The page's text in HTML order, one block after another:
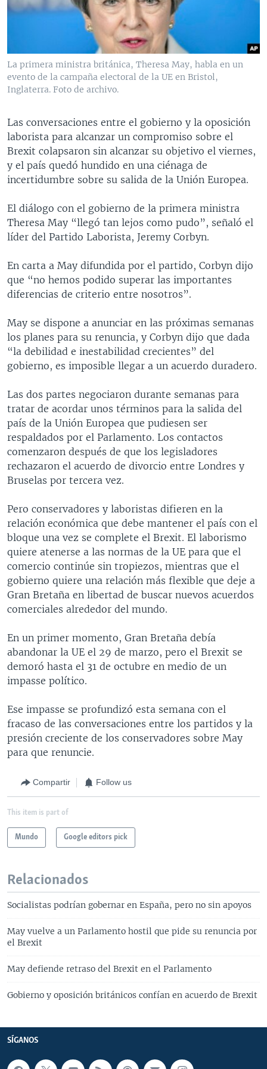
VENEZUELA
NICARAGUA
ECONOMÍA
ENTRETENIMIENTO Y CULTURA
TECNOLOGÍA
DEPORTES
CIENCIA Y SALUD
MULTIMEDIA
FOTOGRAFÍA
AUDIOS
EL MUNDO AL DÍA
FORO INTERAMERICANO
VISIÓN 360
PANORAMA
RADIO
AVANCE INFORMATIVO
AUDIONOTICIAS
BUENOS DÍAS AMÉRICA
ESTADOS UNIDOS AL DÍA
EL MUNDO AL DÍA [RADIO]
FORO [RADIO]
DEPORTIVO INTERNACIONAL
NOTA ECONÓMICA
DIRECT
DOCUMENTALES DE LA VOA
Learning English
SÍGANOS
Idiomas
La primera ministra británica, Theresa May, habla en un
evento de la campaña electoral de la UE en Bristol,
Inglaterra. Foto de archivo.
Las conversaciones entre el gobierno y la oposición
laborista para alcanzar un compromiso sobre el
Brexit colapsaron sin alcanzar su objetivo el viernes,
y el país quedó hundido en una ciénaga de
incertidumbre sobre su salida de la Unión Europea.
El diálogo con el gobierno de la primera ministra
Theresa May “llegó tan lejos como pudo”, señaló el
líder del Partido Laborista, Jeremy Corbyn.
En carta a May difundida por el partido, Corbyn dijo
que “no hemos podido superar las importantes
diferencias de criterio entre nosotros”.
May se dispone a anunciar en las próximas semanas
los planes para su renuncia, y Corbyn dijo que dada
“la debilidad e inestabilidad crecientes” del
gobierno, es imposible llegar a un acuerdo duradero.
Las dos partes negociaron durante semanas para
tratar de acordar unos términos para la salida del
país de la Unión Europea que pudiesen ser
respaldados por el Parlamento. Los contactos
comenzaron después de que los legisladores
rechazaron el acuerdo de divorcio entre Londres y
Bruselas por tercera vez.
Pero conservadores y laboristas difieren en la
relación económica que debe mantener el país con el
bloque una vez se complete el Brexit. El laborismo
quiere atenerse a las normas de la UE para que el
comercio continúe sin tropiezos, mientras que el
gobierno quiere una relación más flexible que deje a
Gran Bretaña en libertad de buscar nuevos acuerdos
comerciales alrededor del mundo.
En un primer momento, Gran Bretaña debía
abandonar la UE el 29 de marzo, pero el Brexit se
demoró hasta el 31 de octubre en medio de un
impasse político.
Ese impasse se profundizó esta semana con el
fracaso de las conversaciones entre los partidos y la
presión creciente de los conservadores sobre May
para que renuncie.
Compartir Follow us
This item is part of
Mundo Google editors pick
Relacionados
Socialistas podrían gobernar en España, pero no sin apoyos
May vuelve a un Parlamento hostil que pide su renuncia por
el Brexit
May defiende retraso del Brexit en el Parlamento
Gobierno y oposición británicos confían en acuerdo de Brexit
SÍGANOS